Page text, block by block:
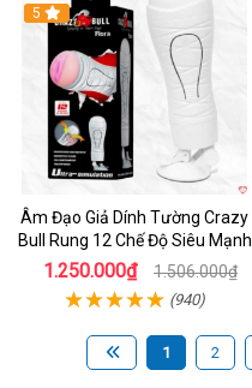
5
Âm Đạo Giả Dính Tường Crazy
Bull Rung 12 Chế Độ Siêu Mạnh
1.250.000₫ 1.506.000₫
(940)
1 2